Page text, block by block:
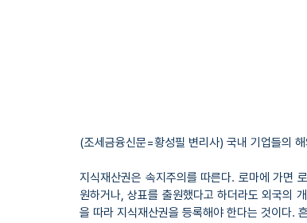
(조세금융신문=황성필 변리사) 국내 기업들의
지식재산권은 속지주의를 따른다. 로마에 가면
원하거나, 상표를 출원했다고 하더라도 외국의
을 따라 지식재산권을 등록해야 한다는 것이다.